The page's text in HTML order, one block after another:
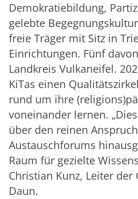
Demokratiebildung,
gelebte
freie Träger mit Sitz in
Einrichtungen. Fünf
Landkreis Vulkaneifel.
KiTas einen
rund um ihre
voneinander lernen.
über den reinen
Austauschforums
Raum für gezielte
Christian Kunz, Leiter
Daun.